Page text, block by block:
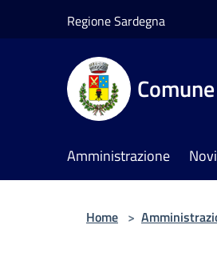
Regione Sardegna
Amministrazione
Home >